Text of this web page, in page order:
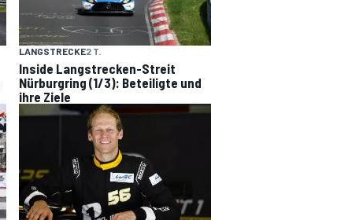
LANGSTRECKE2 T.
Inside Langstrecken-Streit
Nürburgring (1/3): Beteiligte und
ihre Ziele